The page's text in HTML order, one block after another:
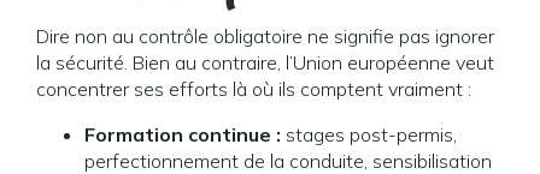
Dire non au contrôle obligatoire ne signifie pas ignorer
la sécurité. Bien au contraire, l’Union européenne veut
concentrer ses efforts là où ils comptent vraiment :
Formation continue : stages post-permis,
perfectionnement de la conduite, sensibilisation